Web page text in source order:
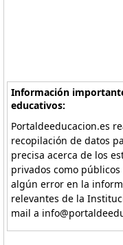
Información
educativos:
Portaldeeducacion.es
recopilación de datos
precisa acerca de los
privados como
algún error en la
relevantes de la
mail a